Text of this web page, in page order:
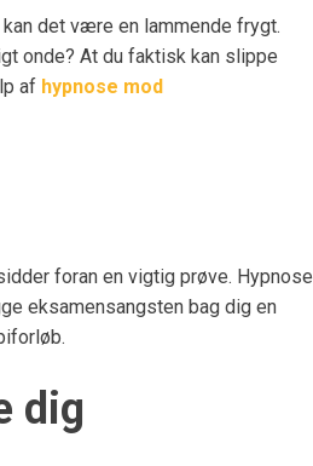
det være en lammende frygt.
onde? At du faktisk kan slippe
af hypnose mod
foran en vigtig prøve. Hypnose
eksamensangsten bag dig en
dig